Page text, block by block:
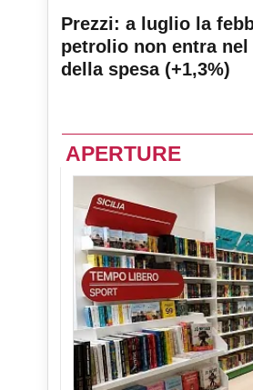
Prezzi: a luglio la
petrolio non entra
della spesa (+1,3%)
APERTURE